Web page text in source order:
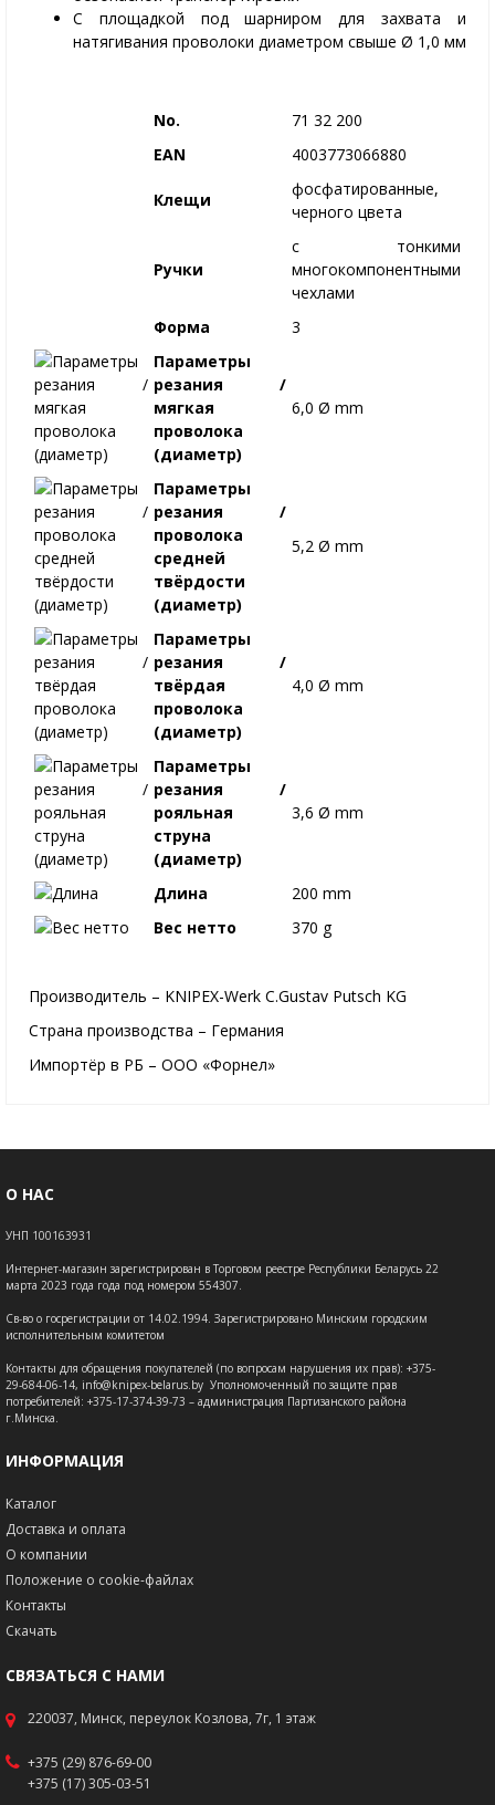
С площадкой под шарниром для захвата и
натягивания проволоки диаметром свыше Ø 1,0 мм
No.
71 32 200
EAN
4003773066880
Клещи
фосфатированные,
черного цвета
Ручки
с тонкими
многокомпонентными
чехлами
Форма
3
Параметры
резания /
мягкая
проволока
(диаметр)
6,0 Ø mm
Параметры
резания /
проволока
средней
твёрдости
(диаметр)
5,2 Ø mm
Параметры
резания /
твёрдая
проволока
(диаметр)
4,0 Ø mm
Параметры
резания /
рояльная
струна
(диаметр)
3,6 Ø mm
Длина
200 mm
Вес нетто
370 g
Производитель – KNIPEX-Werk C.Gustav Putsch KG
Страна производства – Германия
Импортёр в РБ – ООО «Форнел»
О НАС
УНП 100163931
Интернет-магазин зарегистрирован в Торговом реестре Республики Беларусь 22
марта 2023 года года под номером 554307.
Св-во о госрегистрации от 14.02.1994. Зарегистрировано Минским городским
исполнительным комитетом
Контакты для обращения покупателей (по вопросам нарушения их прав): +375-
29-684-06-14, info@knipex-belarus.by Уполномоченный по защите прав
потребителей: +375-17-374-39-73 – администрация Партизанского района
г.Минска.
ИНФОРМАЦИЯ
Каталог
Доставка и оплата
О компании
Положение о cookie-файлах
Контакты
Скачать
СВЯЗАТЬСЯ С НАМИ
220037, Минск, переулок Козлова, 7г, 1 этаж
+375 (29) 876-69-00
+375 (17) 305-03-51